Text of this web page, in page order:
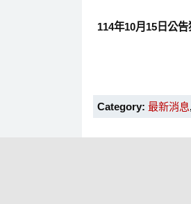
114年10月15日公
Category: 最新消息